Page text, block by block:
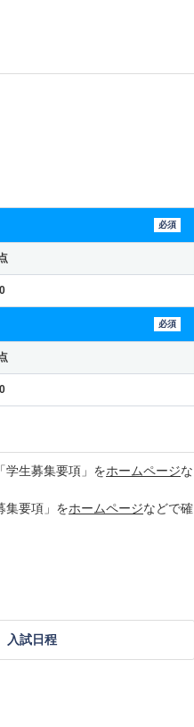
必須
必須
学生募集要項」をホームページな
集要項」をホームページなどで確
入試日程